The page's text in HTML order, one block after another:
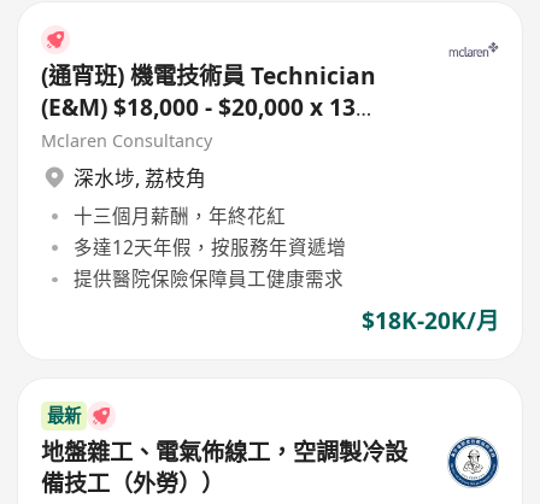
(通宵班) 機電技術員 Technician
(E&M) $18,000 - $20,000 x 13
months
Mclaren Consultancy
深水埗, 荔枝角
十三個月薪酬，年終花紅
多達12天年假，按服務年資遞增
提供醫院保險保障員工健康需求
$18K-20K/月
最新
地盤雜工、電氣佈線工，空調製冷設
備技工（外勞））